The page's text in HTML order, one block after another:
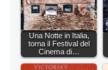
Una Notte in Italia,
torna il Festival del
Cinema di…